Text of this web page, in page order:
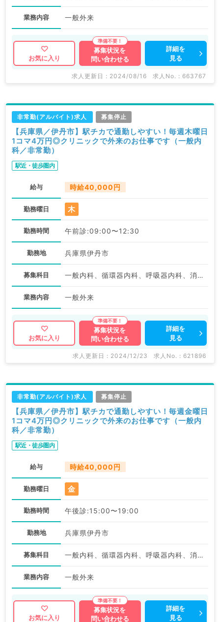
業務内容 一般外来
お気に入り
募集状況を
問い合わせる
詳細を
見る
求人更新日 : 2024/08/16 求人No. : 663767
非常勤(アルバイト)求人 募集停止
【兵庫県／伊丹市】駅チカで通勤しやすい！毎週木曜日
1コマ4万円◎クリニックで外来のお仕事です（一般内
科／非常勤）
駅近・徒歩圏内
給与 時給40,000円
勤務曜日 木
勤務時間 午前診:09:00〜12:30
勤務地 兵庫県伊丹市
募集科目 一般内科、循環器内科、呼吸器内科、消化器内科
業務内容 一般外来
お気に入り
募集状況を
問い合わせる
詳細を
見る
求人更新日 : 2024/12/23 求人No. : 621896
非常勤(アルバイト)求人 募集停止
【兵庫県／伊丹市】駅チカで通勤しやすい！毎週金曜日
1コマ4万円◎クリニックで外来のお仕事です（一般内
科／非常勤）
駅近・徒歩圏内
給与 時給40,000円
勤務曜日 金
勤務時間 午後診:15:00〜19:00
勤務地 兵庫県伊丹市
募集科目 一般内科、循環器内科、呼吸器内科、消化器内科
業務内容 一般外来
お気に入り
募集状況を
問い合わせる
詳細を
見る